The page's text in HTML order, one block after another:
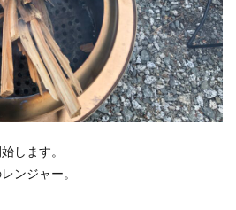
します。
ンジャー。